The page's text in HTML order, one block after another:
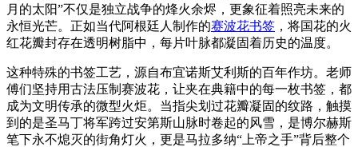
月的太阳”不仅是独立战争的烽火余烬，更象征着照亮未来的
永恒光芒。正如当代阿根廷人制作的赛波花书签 ，将国花的火
红花瓣封存在透明树脂中，每片叶脉都凝固着历史的温度。
这种特殊的书签工艺，源自布宜诺斯艾利斯的百年作坊。老师
傅们坚持用古法压制赛波花，让夹在典籍中的每一枚书签，都
成为文明传承的微型火炬。当指尖划过花瓣凝固的纹路，触摸
到的是圣马丁将军跨过安第斯山脉时卷起的风雪，是博尔赫斯
笔下永不熄灭的街角灯火，更是马拉多纳“上帝之手”背后整个